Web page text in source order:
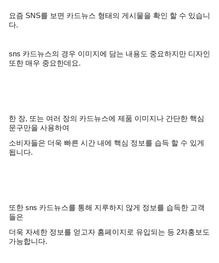
요즘 SNS를 보면 카드뉴스 형태의 게시물을 확인 할 수 있습니
다.
sns 카드뉴스의 경우 이미지에 담는 내용도 중요하지만 디자인
또한 매우 중요한데요.
한 장, 또는 여러 장의 카드뉴스에 제품 이미지나 간단한 핵심
문구만을 사용하여
소비자들은 더욱 빠른 시간 내에 핵심 정보를 습득 할 수 있게
됩니다.
또한 sns 카드뉴스를 통해 지루하지 않게 정보를 습득한 고객
들은
더욱 자세한 정보를 얻고자 홈페이지로 유입되는 등 2차홍보도
가능합니다.